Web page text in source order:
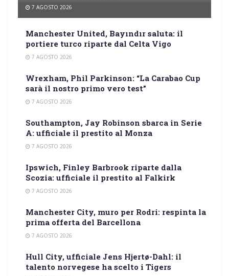
7 AGOSTO 2026
Manchester United, Bayındır saluta: il
portiere turco riparte dal Celta Vigo
7 AGOSTO 2026
Wrexham, Phil Parkinson: “La Carabao Cup
sarà il nostro primo vero test”
7 AGOSTO 2026
Southampton, Jay Robinson sbarca in Serie
A: ufficiale il prestito al Monza
7 AGOSTO 2026
Ipswich, Finley Barbrook riparte dalla
Scozia: ufficiale il prestito al Falkirk
7 AGOSTO 2026
Manchester City, muro per Rodri: respinta la
prima offerta del Barcellona
7 AGOSTO 2026
Hull City, ufficiale Jens Hjertø-Dahl: il
talento norvegese ha scelto i Tigers